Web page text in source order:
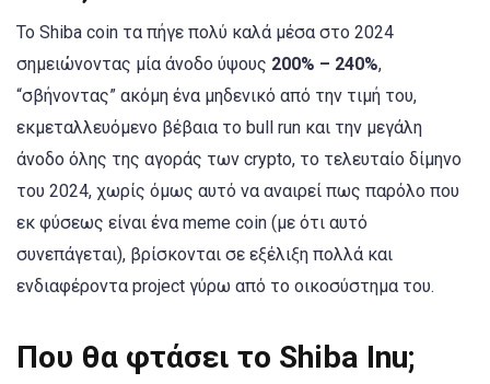
To Shiba coin τα πήγε πολύ καλά μέσα στο 2024
σημειώνοντας μία άνοδο ύψους 200% – 240%,
“σβήνοντας” ακόμη ένα μηδενικό από την τιμή του,
εκμεταλλευόμενο βέβαια το bull run και την μεγάλη
άνοδο όλης της αγοράς των crypto, το τελευταίο δίμηνο
του 2024, χωρίς όμως αυτό να αναιρεί πως παρόλο που
εκ φύσεως είναι ένα meme coin (με ότι αυτό
συνεπάγεται), βρίσκονται σε εξέλιξη πολλά και
ενδιαφέροντα project γύρω από το οικοσύστημα του.
Που θα φτάσει το Shiba Inu;